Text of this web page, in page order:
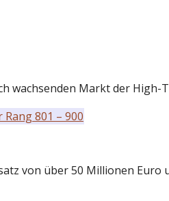
wachsenden Markt der High-
801 – 900
von über 50 Millionen